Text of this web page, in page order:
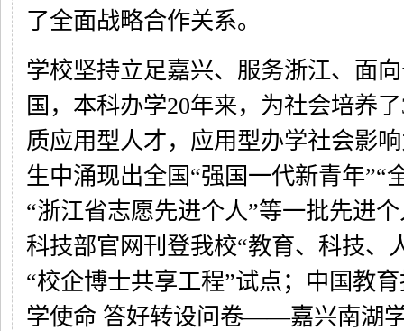
了全面战略合作关系。
学校坚持立足嘉兴、服务浙江、面
国，本科办学20年来，为社会培养
质应用型人才，应用型办学社会影
生中涌现出全国“强国一代新青年”“
“浙江省志愿先进个人”等一批先进
科技部官网刊登我校“教育、科技、
“校企博士共享工程”试点；中国教
学使命 答好转设问卷——嘉兴南湖